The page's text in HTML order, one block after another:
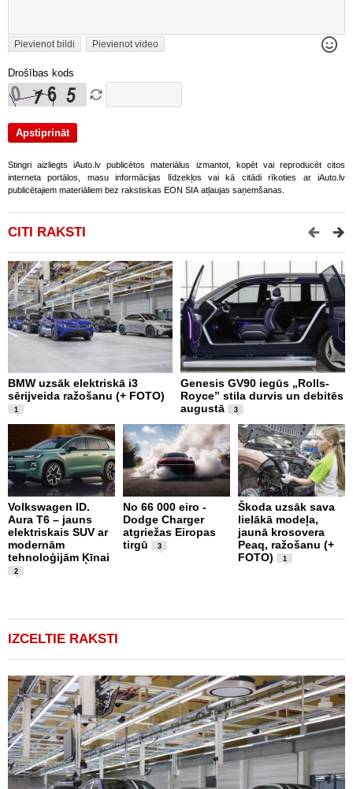
Pievienot bildi Pievienot video
Drošības kods
Stingri aizliegts iAuto.lv publicētos materiālus izmantot, kopēt vai reproducēt citos
interneta portālos, masu informācijas līdzekļos vai kā citādi rīkoties ar iAuto.lv
publicētajiem materiāliem bez rakstiskas EON SIA atļaujas saņemšanas.
CITI RAKSTI
BMW uzsāk elektriskā i3
sērijveida ražošanu (+ FOTO)
1
Genesis GV90 iegūs „Rolls-
Royce” stila durvis un debitēs
augustā
3
Volkswagen ID.
Aura T6 – jauns
elektriskais SUV ar
modernām
tehnoloģijām Ķīnai
2
No 66 000 eiro -
Dodge Charger
atgriežas Eiropas
tirgū
3
Škoda uzsāk sava
lielākā modeļa,
jaunā krosovera
Peaq, ražošanu (+
FOTO)
1
IZCELTIE RAKSTI